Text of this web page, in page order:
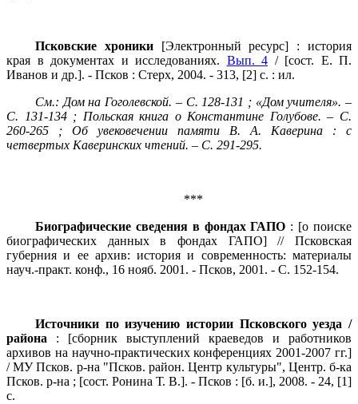
Псковские хроники[Электронный ресурс] : история
края в документах и исследованиях. Вып. 4 / [сост. Е. П.
Иванов и др.]. - Псков : Стерх, 2004. - 313, [2] с. : ил.
См.: Дом на Гоголевской. – С. 128-131 ; «Дом учителя». –
С. 131-134 ; Польская книга о Константине Голубове. – С.
260-265 ; Об увековечении памяти В. А. Каверина : с
четвертых Каверинских чтений. – С. 291-295.
***
Биографические сведения в фондах ГАПО : [о поиске
биографических данных в фондах ГАПО] // Псковская
губерния и ее архив: история и современность: материалы
науч.-практ. конф., 16 нояб. 2001. - Псков, 2001. - С. 152-154.
Источники по изучению истории Псковского уезда /
района : [сборник выступлений краеведов и работников
архивов на научно-практических конференциях 2001-2007 гг.]
/ МУ Псков. р-на "Псков. район. Центр культуры", Центр. б-ка
Псков. р-на ; [сост. Ронина Т. В.]. - Псков : [б. и.], 2008. - 24, [1]
с.